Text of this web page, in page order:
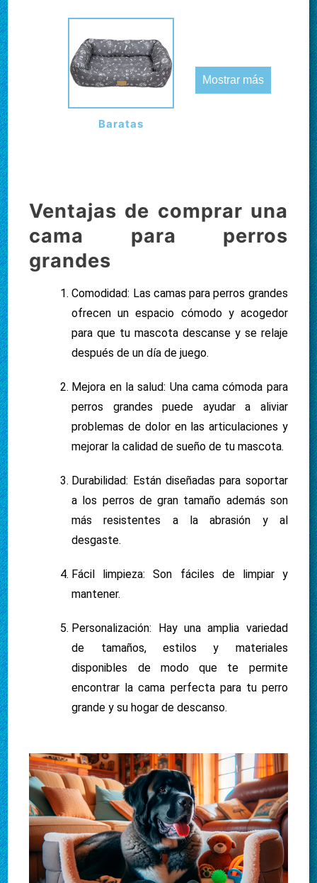
Baratas
Mostrar más
Ventajas de comprar una
cama para perros
grandes
Comodidad: Las camas para perros grandes
ofrecen un espacio cómodo y acogedor
para que tu mascota descanse y se relaje
después de un día de juego.
Mejora en la salud: Una cama cómoda para
perros grandes puede ayudar a aliviar
problemas de dolor en las articulaciones y
mejorar la calidad de sueño de tu mascota.
Durabilidad: Están diseñadas para soportar
a los perros de gran tamaño además son
más resistentes a la abrasión y al
desgaste.
Fácil limpieza: Son fáciles de limpiar y
mantener.
Personalización: Hay una amplia variedad
de tamaños, estilos y materiales
disponibles de modo que te permite
encontrar la cama perfecta para tu perro
grande y su hogar de descanso.